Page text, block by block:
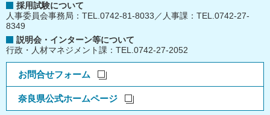
採用試験について
人事委員会事務局：TEL.0742-81-8033／人事課：TEL.0742-27-
8349
説明会・インターン等について
行政・人材マネジメント課：TEL.0742-27-2052
お問合せフォーム
奈良県公式ホームページ